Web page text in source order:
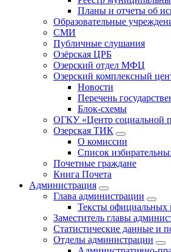
Планы и отчеты об
Образовательные
СМИ
Публичные слушания
Озёрская ЦРБ
Озерский отдел МФЦ
Озерский комплексный
Новости
Перечень
Блок-схемы
ОГКУ «Центр социальной
Озерская ТИК
О комиссии
Список
Почетные граждане
Книга Почета
Администрация
Глава администрации
Тексты официальных
Заместитель главы
Статистические данные и
Отделы администрации